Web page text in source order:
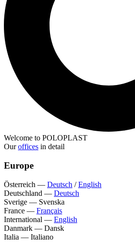
Welcome to POLOPLAST
Ouroffices in detail
Europe
Österreich — Deutsch /English
Deutschland — Deutsch
Sverige — Svenska
France — Français
International — English
Danmark — Dansk
Italia — Italiano